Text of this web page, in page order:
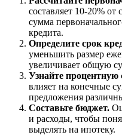
составляет 10-20%
сумма
кредита.
Определите срок
уменьшить размер
увеличивает общую
Узнайте процентную
влияет на конечные
предложения
Составьте бюджет.
и расходы, чтобы
выделять на ипотеку.